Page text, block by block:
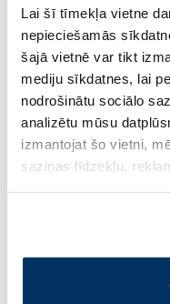
Lai šī tīmekļa vietne
nepieciešamās
šajā vietnē var tikt
mediju sīkdatnes, lai
nodrošinātu sociālo
analizētu mūsu
izmantojat šo vietni,
saziņas līdzekļu,
pakalpojumus. Ja
izmantošanai, lūdzu,
Vēl no šī